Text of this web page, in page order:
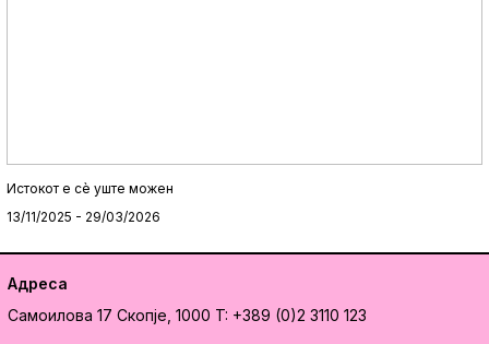
Истокот e сè уште можен
13/11/2025 - 29/03/2026
Адреса
Самоилова 17 Скопје, 1000 T: +389 (0)2 3110 123